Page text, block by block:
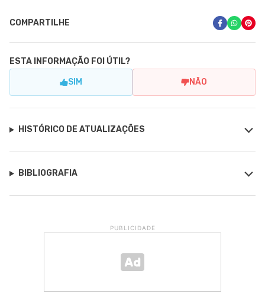
COMPARTILHE
ESTA INFORMAÇÃO FOI ÚTIL?
SIM NÃO
HISTÓRICO DE ATUALIZAÇÕES
BIBLIOGRAFIA
PUBLICIDADE